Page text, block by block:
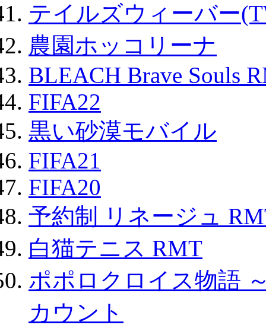
テイルズウィーバー
農園ホッコリーナ
BLEACH Brave Souls
FIFA22
黒い砂漠モバイル
FIFA21
FIFA20
予約制 リネージュ
白猫テニス RMT
ポポロクロイス物語
カウント